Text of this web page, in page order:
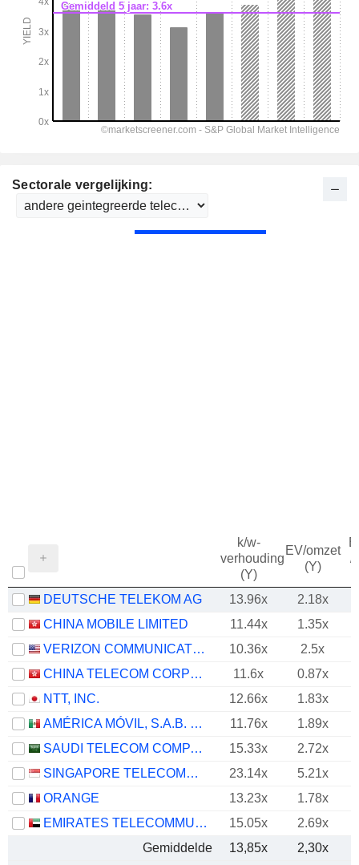
Sectorale vergelijking:
k/w-
verhouding
(Y)
EV/omzet
(Y)
/
DEUTSCHE TELEKOM AG 13.96x
2.18x
CHINA MOBILE LIMITED
11.44x
1.35x
VERIZON COMMUNICATIONS, INC.
10.36x
2.5x
CHINA TELECOM CORPORATION LIMITED
11.6x
0.87x
NTT, INC.
12.66x
1.83x
AMÉRICA MÓVIL, S.A.B. DE C.V.
11.76x
1.89x
SAUDI TELECOM COMPANY
15.33x
2.72x
SINGAPORE TELECOMMUNICATIONS LIMITED
23.14x
5.21x
ORANGE
13.23x
1.78x
EMIRATES TELECOMMUNICATIONS GROUP COMPANY
15.05x
2.69x
Gemiddelde
13,85x
2,30x